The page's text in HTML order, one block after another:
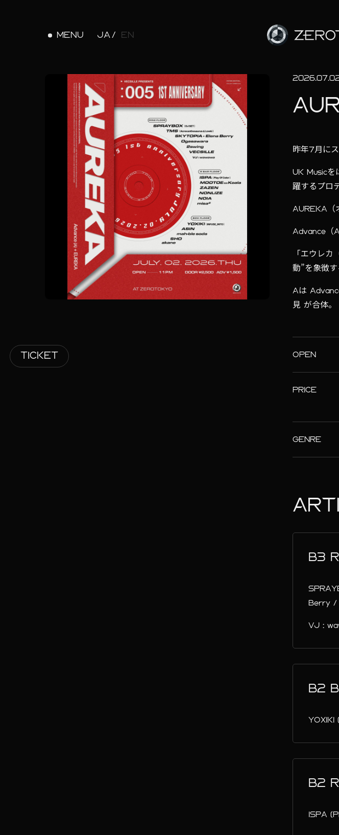
MENU JA EN
TICKET
昨年7月に
UK Musicを
躍するプロ
AUREKA（
Advance（
「エウレ
動”を象徴す
Aは
見 が合体。
OPEN
PRICE
GENRE
B3
Berry /
VJ :
B2
YOXIKI
B2
ISPA